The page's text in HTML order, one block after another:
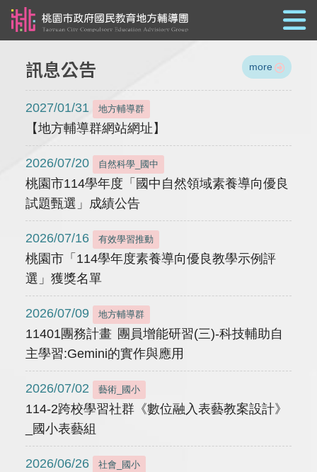
訊息公告 more
2027/01/31 地方輔導群
【地方輔導群網站網址】
2026/07/20 自然科學_國中
桃園市114學年度「國中自然領域素養導向優良
試題甄選」成績公告
2026/07/16 有效學習推動
桃園市「114學年度素養導向優良教學示例評
選」獲獎名單
2026/07/09 地方輔導群
11401團務計畫 團員增能研習(三)-科技輔助自
主學習:Gemini的實作與應用
2026/07/02 藝術_國小
114-2跨校學習社群《數位融入表藝教案設計》
_國小表藝組
2026/06/26 社會_國小